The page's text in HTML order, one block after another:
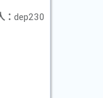
： dep230